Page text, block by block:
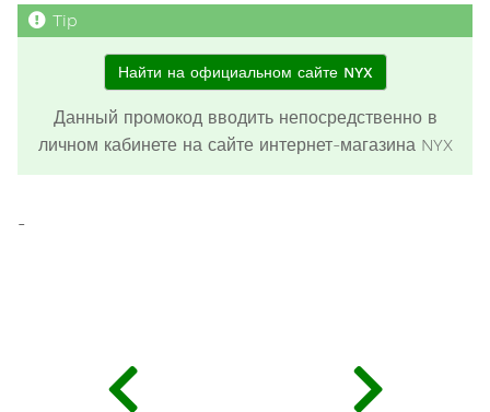
Найти на официальном сайте NYX
Данный промокод вводить непосредственно в
личном кабинете на сайте интернет-магазина NYX
-